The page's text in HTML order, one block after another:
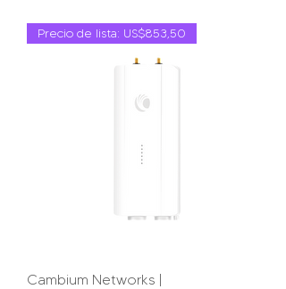
Precio de lista: US$853,50
Cambium Networks |